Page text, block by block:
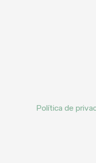
Política de